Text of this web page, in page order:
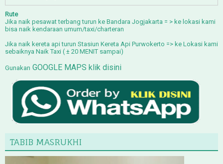
Rute
Jika naik pesawat terbang turun ke Bandara Jogjakarta = > ke lokasi kami
bisa naik kendaraan umum/taxi/charteran
Jika naik kereta api turun Stasiun Kereta Api Purwokerto => ke Lokasi kami
sebaiknya Naik Taxi ( ± 20 MENIT sampai)
Gunakan GOOGLE MAPS klik disini
TABIB MASRUKHI